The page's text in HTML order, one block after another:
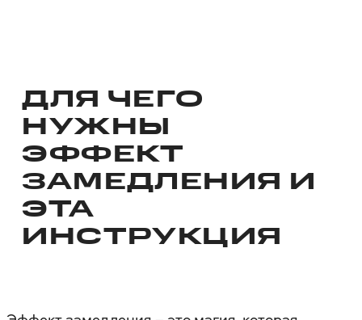
ДЛЯ ЧЕГО
НУЖНЫ
ЭФФЕКТ
ЗАМЕДЛЕНИЯ И
ЭТА
ИНСТРУКЦИЯ